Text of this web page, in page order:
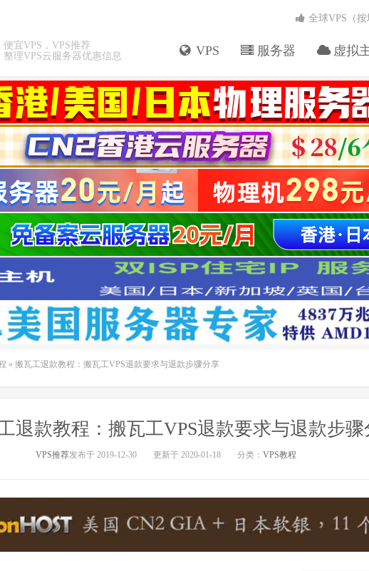
便宜VPS，VPS推荐
整理VPS云服务器优惠信息
VPS 服务器 虚拟
全球VPS（按
» 搬瓦工退款教程：搬瓦工VPS退款要求与退款步骤分享
退款教程：搬瓦工VPS退款要求与退款步骤
VPS推荐发布于 2019-12-30 更新于 2020-01-18 分类： VPS教程